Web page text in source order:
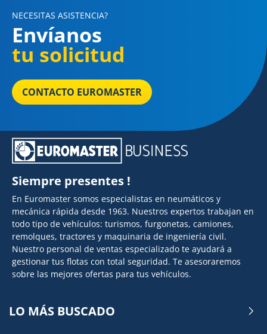
NECESITAS ASISTENCIA?
Envíanos
tu solicitud
CONTACTO EUROMASTER
Siempre presentes !
En Euromaster somos especialistas en neumáticos y
mecánica rápida desde 1963. Nuestros expertos trabajan en
todo tipo de vehículos: turismos, furgonetas, camiones,
remolques, tractores y maquinaria de ingeniería civil.
Nuestro personal de ventas especializado te ayudará a
gestionar tus flotas con total seguridad. Te asesoraremos
sobre las mejores ofertas para tus vehículos.
LO MÁS BUSCADO